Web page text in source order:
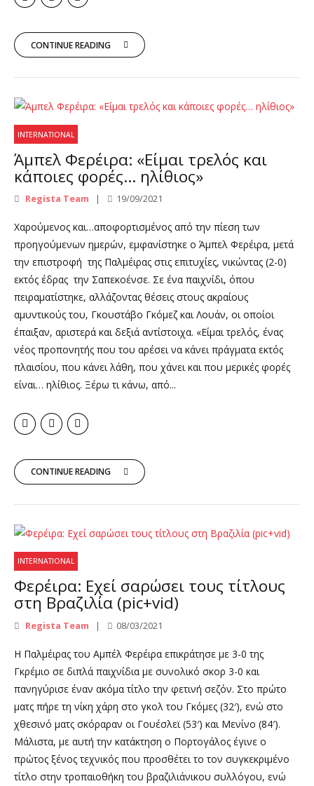
CONTINUE READING
INTERNATIONAL
Άμπελ Φερέιρα: «Είμαι τρελός και
κάποιες φορές… ηλίθιος»
Regista Team 19/09/2021
Χαρούμενος και…αποφορτισμένος από την πίεση των
προηγούμενων ημερών, εμφανίστηκε ο Άμπελ Φερέιρα, μετά
την επιστροφή της Παλμέιρας στις επιτυχίες, νικώντας (2-0)
εκτός έδρας την Σαπεκοένσε. Σε ένα παιχνίδι, όπου
πειραματίστηκε, αλλάζοντας θέσεις στους ακραίους
αμυντικούς του, Γκουστάβο Γκόμεζ και Λουάν, οι οποίοι
έπαιξαν, αριστερά και δεξιά αντίστοιχα. «Είμαι τρελός, ένας
νέος προπονητής που του αρέσει να κάνει πράγματα εκτός
πλαισίου, που κάνει λάθη, που χάνει και που μερικές φορές
είναι… ηλίθιος. Ξέρω τι κάνω, από...
CONTINUE READING
INTERNATIONAL
Φερέιρα: Εχεί σαρώσει τους τίτλους
στη Βραζιλία (pic+vid)
Regista Team 08/03/2021
Η Παλμέιρας του Αμπέλ Φερέιρα επικράτησε με 3-0 της
Γκρέμιο σε διπλά παιχνίδια με συνολικό σκορ 3-0 και
πανηγύρισε έναν ακόμα τίτλο την φετινή σεζόν. Στο πρώτο
ματς πήρε τη νίκη χάρη στο γκολ του Γκόμες (32′), ενώ στο
χθεσινό ματς σκόραραν οι Γουέσλεϊ (53′) και Μενίνο (84′).
Μάλιστα, με αυτή την κατάκτηση ο Πορτογάλος έγινε ο
πρώτος ξένος τεχνικός που προσθέτει το τον συγκεκριμένο
τίτλο στην τροπαιοθήκη του βραζιλιάνικου συλλόγου, ενώ